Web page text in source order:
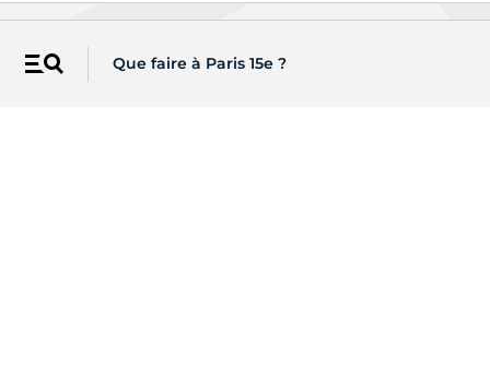
Menu Que faire à Paris 15e ?
Les newsletters de Paris